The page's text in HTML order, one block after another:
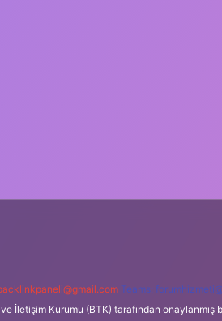
Teams:
İletişim Kurumu (BTK) tarafından